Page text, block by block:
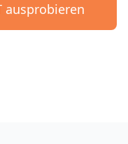
ausprobieren